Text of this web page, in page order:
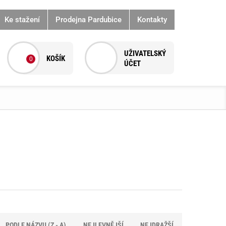
Ke stažení Prodejna Pardubice Kontakty
0